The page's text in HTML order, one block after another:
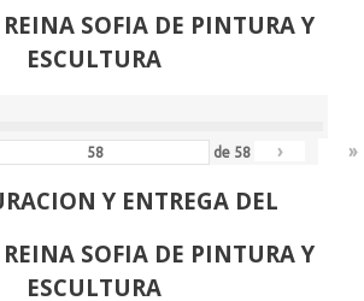
SOFIA DE PINTURA Y
ESCULTURA
de 58 › »
Y ENTREGA DEL
SOFIA DE PINTURA Y
ESCULTURA